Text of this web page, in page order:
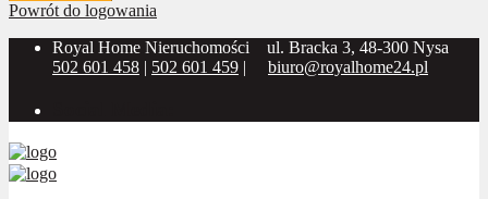
Powrót do logowania
Royal Home Nieruchomości
ul. Bracka 3, 48-300 Nysa
502 601 458 | 502 601 459 | biuro@royalhome24.pl